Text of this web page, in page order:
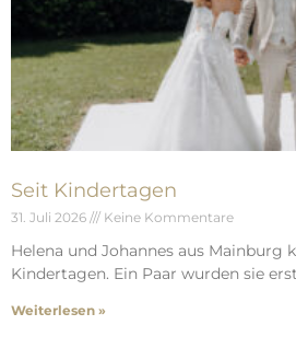
Seit Kindertagen
31. Juli 2026 Keine Kommentare
Helena und Johannes aus Mainburg
Kindertagen. Ein Paar wurden sie
Weiterlesen »